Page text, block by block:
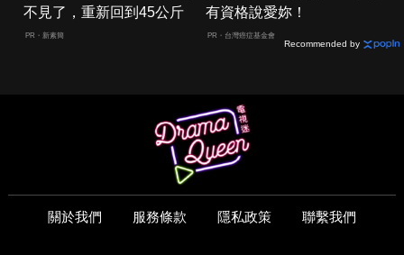
不見了，重新回到45公斤
PR・新素簡
有資格說愛妳！
PR・台灣癌症基金會
Recommended by
關於我們 服務條款 隱私政策 聯繫我們